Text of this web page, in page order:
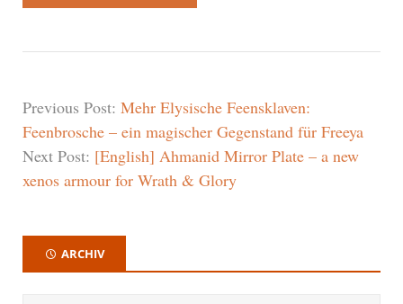
Previous Post: Mehr Elysische Feensklaven:
Feenbrosche – ein magischer Gegenstand für Freeya
Next Post: [English] Ahmanid Mirror Plate – a new
xenos armour for Wrath & Glory
ARCHIV